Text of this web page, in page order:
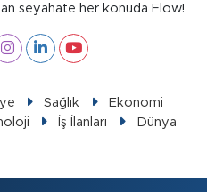
seyahate her konuda Flow!
Sağlık
Ekonomi
İş İlanları Dünya